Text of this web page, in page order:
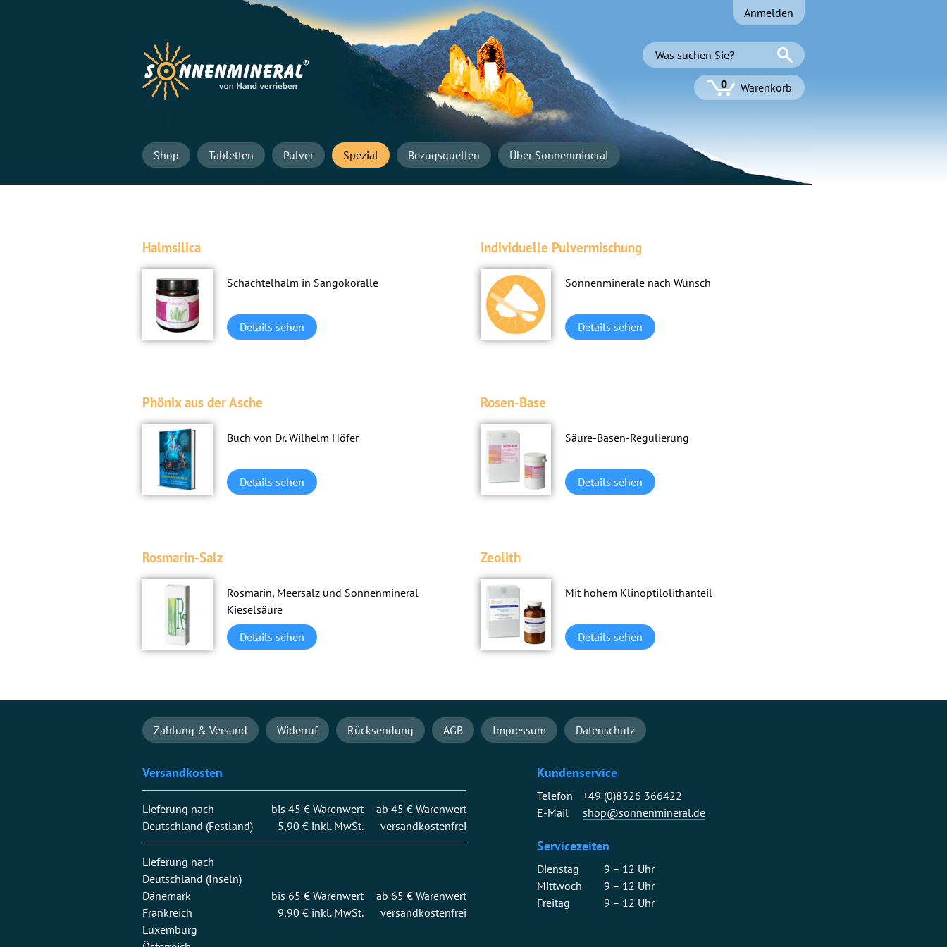
Startseite
Navigation
überspringen
Anmelden
0 Warenkorb
Navigation
überspringen
Shop Tabletten Pulver Spezial Bezugsquellen Über Sonnenmineral
Halmsilica
Schachtelhalm in Sangokoralle
Details sehen
Individuelle Pulvermischung
Sonnenminerale nach Wunsch
Details sehen
Phönix aus der Asche
Buch von Dr. Wilhelm Höfer
Details sehen
Rosen-Base
Säure-Basen-Regulierung
Details sehen
Rosmarin-Salz
Rosmarin, Meersalz und Sonnenmineral
Kiesel­säure
Details sehen
Zeolith
Mit hohem Klinoptilolithanteil
Details sehen
Navigation
überspringen
Zahlung & Versand Widerruf Rücksendung AGB Impressum Datenschutz
Versandkosten
Lieferung nach
Deutschland (Festland)
bis 45 € Warenwert
5,90 € inkl. MwSt.
ab 45 € Warenwert
versandkostenfrei
Lieferung nach
Deutschland (Inseln)
Dänemark
Frankreich
Luxemburg
bis 65 € Warenwert
9,90 € inkl. MwSt.
ab 65 € Warenwert
versandkostenfrei
Kundenservice
Telefon
+49 (0)8326 366422
E-Mail
shop@sonnenmineral.de
Servicezeiten
Dienstag
9 – 12 Uhr
Mittwoch
9 – 12 Uhr
Freitag
9 – 12 Uhr